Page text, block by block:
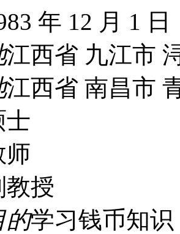
年 12 月 1 日
江西省 九江市
江西省 南昌市
士
师
教授
的学习钱币知识